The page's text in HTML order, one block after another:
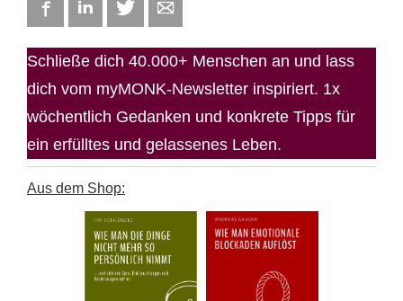
FacebookLinkedIn Twitter
Schließe dich 40.000+ Menschen an und lass
dich vom myMONK-Newsletter inspiriert. 1x
wöchentlich Gedanken und konkrete Tipps für
ein erfülltes und gelassenes Leben.
Aus dem Shop: